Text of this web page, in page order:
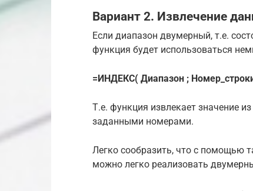
Вариант 2. Извлечение
Если диапазон двумерный, т.е.
функция будет использоваться
=ИНДЕКС( Диапазон ;
Т.е. функция извлекает значение
заданными номерами.
Легко сообразить, что с помощью
можно легко реализовать